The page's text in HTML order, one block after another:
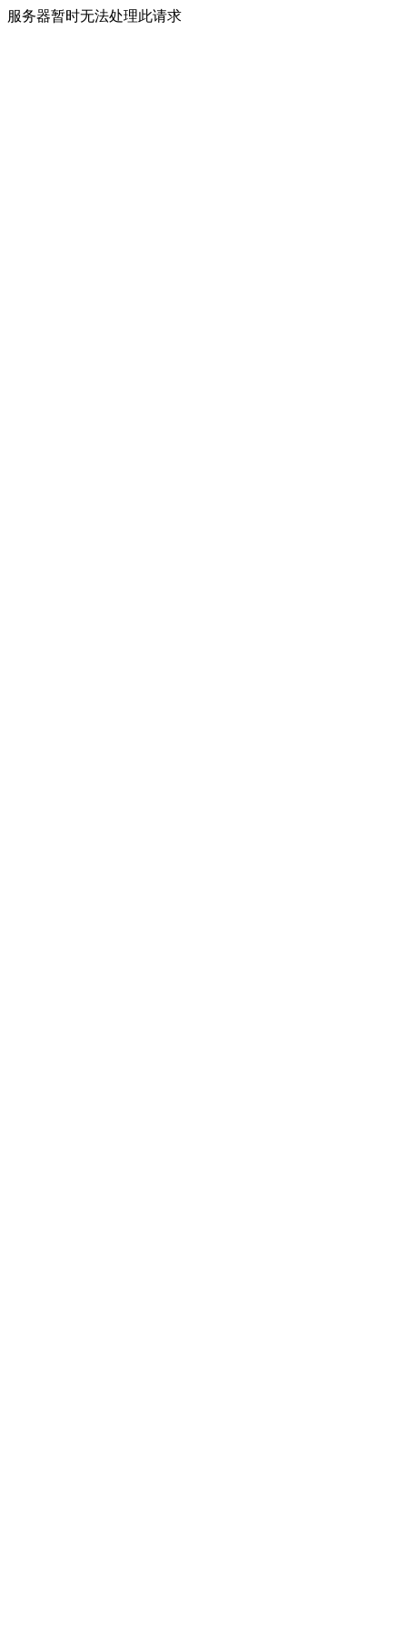
服务器暂时无法处理此请求